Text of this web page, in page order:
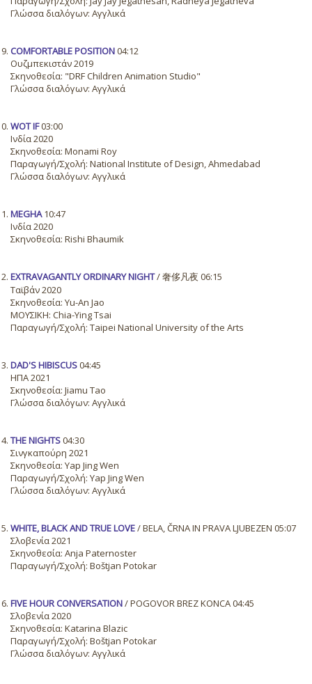
Γλώσσα διαλόγων: Αγγλικά
COMFORTABLE POSITION04:12
Ουζμπεκιστάν 2019
Σκηνοθεσία: "DRF Children Animation Studio"
Γλώσσα διαλόγων: Αγγλικά
WOT IF03:00
Ινδία 2020
Σκηνοθεσία: Monami Roy
Παραγωγή/Σχολή: National Institute of Design, Ahmedabad
Γλώσσα διαλόγων: Αγγλικά
MEGHA10:47
Ινδία 2020
Σκηνοθεσία: Rishi Bhaumik
EXTRAVAGANTLY ORDINARY NIGHT/ 奢侈凡夜 06:15
Ταϊβάν 2020
Σκηνοθεσία: Yu-An Jao
ΜΟΥΣΙΚΗ: Chia-Ying Tsai
Παραγωγή/Σχολή: Taipei National University of the Arts
DAD'S HIBISCUS04:45
ΗΠΑ 2021
Σκηνοθεσία: Jiamu Tao
Γλώσσα διαλόγων: Αγγλικά
THE NIGHTS04:30
Σινγκαπούρη 2021
Σκηνοθεσία: Yap Jing Wen
Παραγωγή/Σχολή: Yap Jing Wen
Γλώσσα διαλόγων: Αγγλικά
WHITE, BLACK AND TRUE LOVE/ BELA, ČRNA IN PRAVA LJUBEZEN 05:07
Σλοβενία 2021
Σκηνοθεσία: Anja Paternoster
Παραγωγή/Σχολή: Boštjan Potokar
FIVE HOUR CONVERSATION/ POGOVOR BREZ KONCA 04:45
Σλοβενία 2020
Σκηνοθεσία: Katarina Blazic
Παραγωγή/Σχολή: Boštjan Potokar
Γλώσσα διαλόγων: Αγγλικά